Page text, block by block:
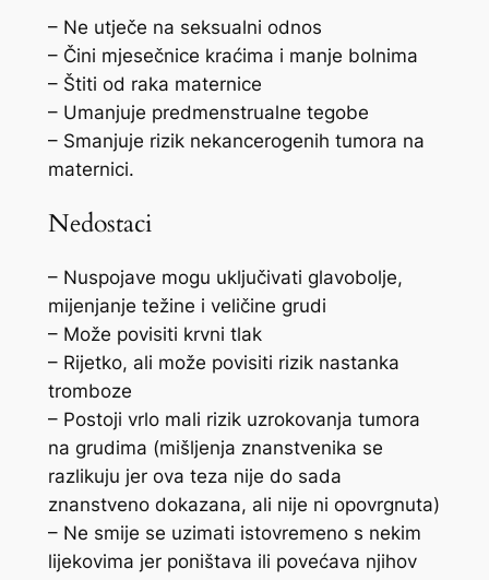
– Ne utječe na seksualni odnos
– Čini mjesečnice kraćima i manje bolnima
– Štiti od raka maternice
– Umanjuje predmenstrualne tegobe
– Smanjuje rizik nekancerogenih tumora na
maternici.
Nedostaci
– Nuspojave mogu uključivati glavobolje,
mijenjanje težine i veličine grudi
– Može povisiti krvni tlak
– Rijetko, ali može povisiti rizik nastanka
tromboze
– Postoji vrlo mali rizik uzrokovanja tumora
na grudima (mišljenja znanstvenika se
razlikuju jer ova teza nije do sada
znanstveno dokazana, ali nije ni opovrgnuta)
– Ne smije se uzimati istovremeno s nekim
lijekovima jer poništava ili povećava njihov